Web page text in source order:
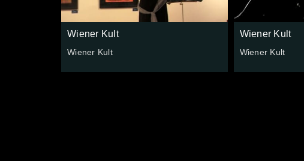
Wiener Kult
Wiener Kult
Wiener Kult
Wiener Kult